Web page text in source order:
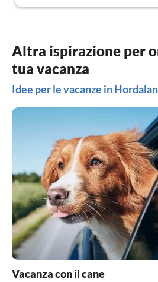
Altra ispirazione per
tua vacanza
Idee per le vacanze in
Vacanza con il cane